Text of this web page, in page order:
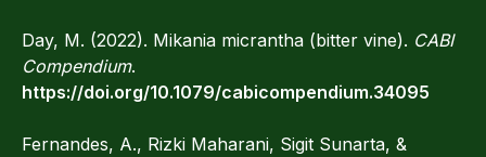
Day, M. (2022). Mikania micrantha (bitter vine). CABI
Compendium.
https://doi.org/10.1079/cabicompendium.34095
Fernandes, A., Rizki Maharani, Sigit Sunarta, &